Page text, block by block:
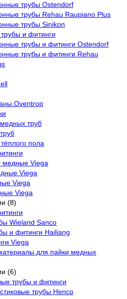
трубы Ostendorf
трубы Rehau Raupiano Plus
трубы Sinikon
и фитинги
трубы и фитинги Ostendorf
трубы и фитинги Rehau
Oventrop
труб
пола
медные Viega
Viega
Viega
Viega
(8)
Wieland Sanco
и фитинги Hailiang
Viega
для пайки медных
(6)
трубы и фитинги
трубы Henco